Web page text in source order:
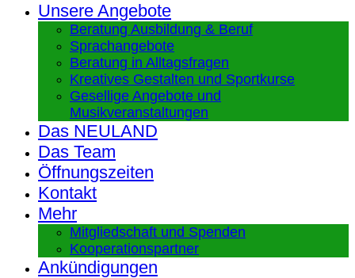
Unsere Angebote
Beratung Ausbildung & Beruf
Sprachangebote
Beratung in Alltagsfragen
Kreatives Gestalten und Sportkurse
Gesellige Angebote und
Musikveranstaltungen
Das NEULAND
Das Team
Öffnungszeiten
Kontakt
Mehr
Mitgliedschaft und Spenden
Kooperationspartner
Ankündigungen